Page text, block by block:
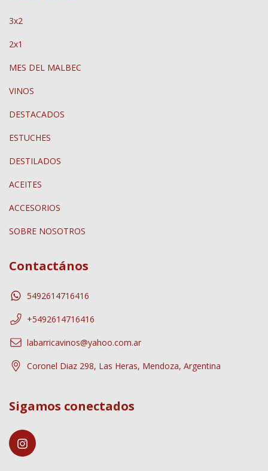
3x2
2x1
MES DEL MALBEC
VINOS
DESTACADOS
ESTUCHES
DESTILADOS
ACEITES
ACCESORIOS
SOBRE NOSOTROS
Contactános
5492614716416
+5492614716416
labarricavinos@yahoo.com.ar
Coronel Diaz 298, Las Heras, Mendoza, Argentina
Sigamos conectados